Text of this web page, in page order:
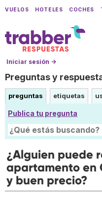
VUELOS HOTELES COCHES
Iniciar sesión →
Preguntas y
preguntas etiquetas
Publica tu pregunta
¿Alguien puede
apartamento en
y buen precio?